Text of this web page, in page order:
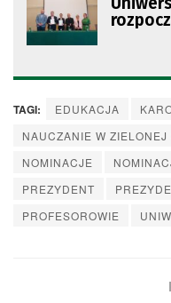
TAGI: EDUKACJA
NAUCZANIE W ZIELONEJ
NOMINACJE
PREZYDENT
PROFESOROWIE